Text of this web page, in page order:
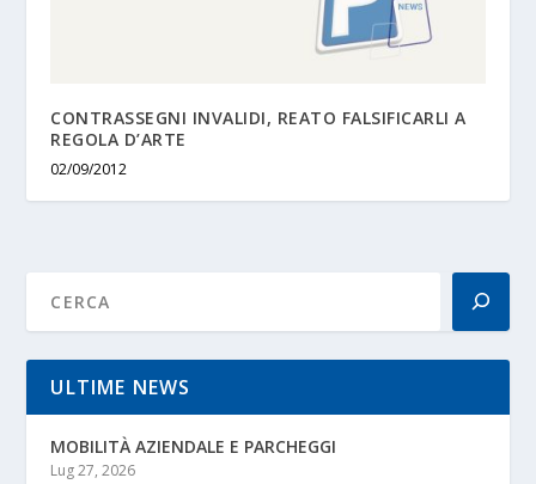
CONTRASSEGNI INVALIDI, REATO FALSIFICARLI A
REGOLA D’ARTE
02/09/2012
ULTIME NEWS
MOBILITÀ AZIENDALE E PARCHEGGI
Lug 27, 2026